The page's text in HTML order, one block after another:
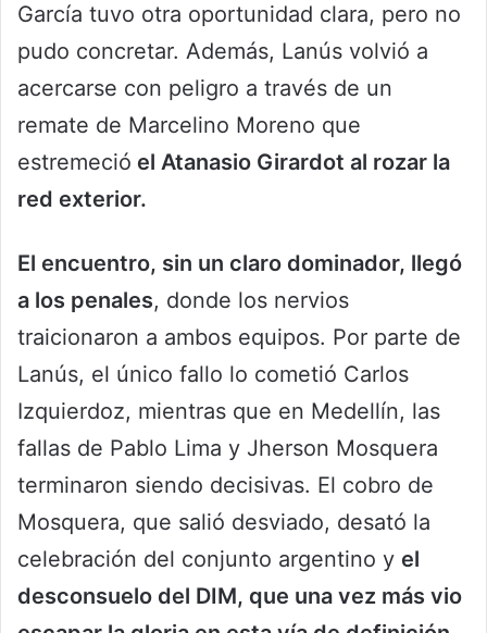
García tuvo otra oportunidad clara, pero no
pudo concretar. Además, Lanús volvió a
acercarse con peligro a través de un
remate de Marcelino Moreno que
estremeció el Atanasio Girardot al rozar la
red exterior.
El encuentro, sin un claro dominador, llegó
a los penales, donde los nervios
traicionaron a ambos equipos. Por parte de
Lanús, el único fallo lo cometió Carlos
Izquierdoz, mientras que en Medellín, las
fallas de Pablo Lima y Jherson Mosquera
terminaron siendo decisivas. El cobro de
Mosquera, que salió desviado, desató la
celebración del conjunto argentino y el
desconsuelo del DIM, que una vez más vio